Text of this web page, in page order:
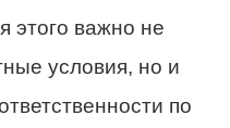
этого важно не
условия, но и
по